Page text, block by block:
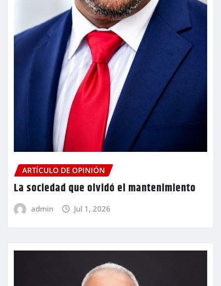
ARTÍCULO DE OPINIÓN
La sociedad que olvidó el mantenimiento
admin Jul 1, 2026